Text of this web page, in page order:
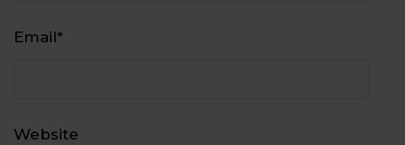
Email*
Website